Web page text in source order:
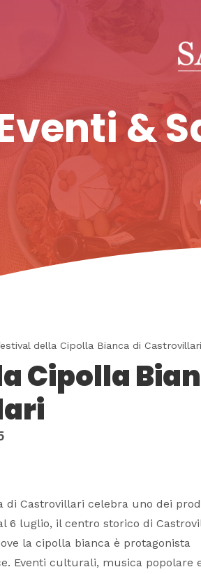
&
della Cipolla Bianca di Castrovillari
Cipolla
di Castrovillari celebra uno dei
6 luglio, il centro storico di
la cipolla bianca è protagonista
Eventi culturali, musica popolare